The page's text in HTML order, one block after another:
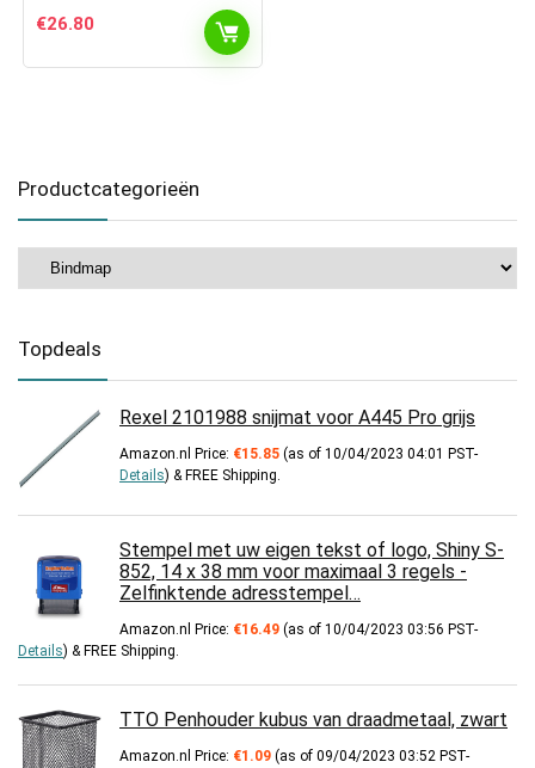
€26.80
Productcategorieën
Topdeals
Rexel 2101988 snijmat voor A445 Pro grijs
Amazon.nl Price: €15.85 (as of 10/04/2023 04:01 PST-
Details) & FREE Shipping.
Stempel met uw eigen tekst of logo, Shiny S-
852, 14 x 38 mm voor maximaal 3 regels -
Zelfinktende adresstempel…
Amazon.nl Price: €16.49 (as of 10/04/2023 03:56 PST-
Details) & FREE Shipping.
TTO Penhouder kubus van draadmetaal, zwart
Amazon.nl Price: €1.09 (as of 09/04/2023 03:52 PST-